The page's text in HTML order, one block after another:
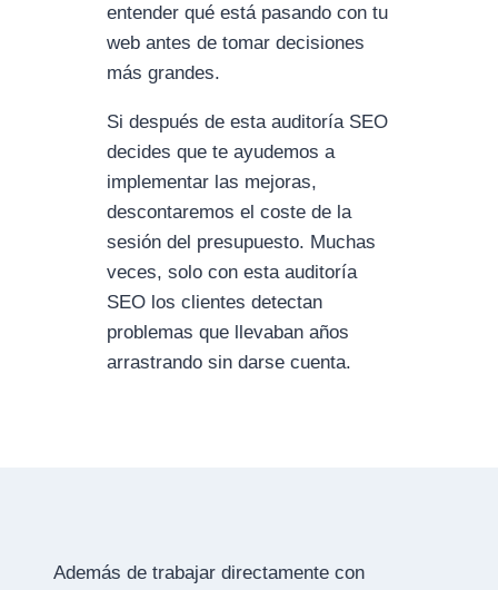
entender qué está pasando con tu
web antes de tomar decisiones
más grandes.
Si después de esta auditoría SEO
decides que te ayudemos a
implementar las mejoras,
descontaremos el coste de la
sesión del presupuesto. Muchas
veces, solo con esta auditoría
SEO los clientes detectan
problemas que llevaban años
arrastrando sin darse cuenta.
Además de trabajar directamente con